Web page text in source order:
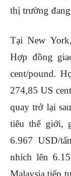
thị trường
Tại New
Hợp đồng
cent/pound.
274,85 US
quay trở lại
tiêu thế giới,
6.967 USD/
nhích lên
Malaysia tiếp